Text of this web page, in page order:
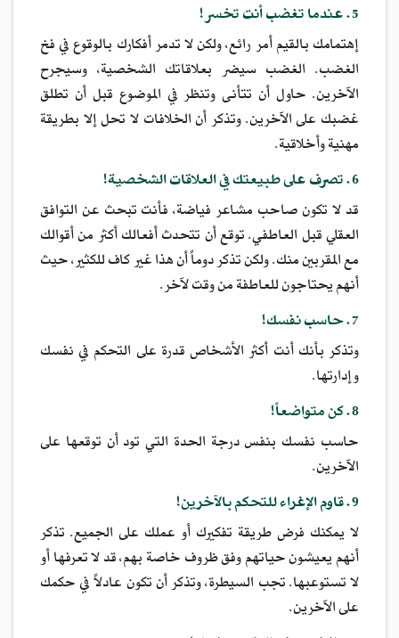
5. عندما تغضب أنت تخسر!
إهتمامك بالقيم أمر رائع، ولكن لا تدمر أفكارك بالوقوع في فخ
الغضب. الغضب سيضر بعلاقاتك الشخصية، وسيجرح
الآخرين. حاول أن تتأنى وتنظر في الموضوع قبل أن تطلق
غضبك على الآخرين. وتذكر أن الخلافات لا تحل إلا بطريقة
مهنية وأخلاقية.
6. تصرف على طبيعتك في العلاقات الشخصية!
قد لا تكون صاحب مشاعر فياضة، فأنت تبحث عن التوافق
العقلي قبل العاطفي. توقع أن تتحدث أفعالك أكثر من أقوالك
مع المقربين منك. ولكن تذكر دوماً أن هذا غير كاف للكثير، حيث
أنهم يحتاجون للعاطفة من وقت لآخر.
7. حاسب نفسك!
وتذكر بأنك أنت أكثر الأشخاص قدرة على التحكم في نفسك
وإدارتها.
8. كن متواضعاً!
حاسب نفسك بنفس درجة الحدة التي تود أن توقعها على
الآخرين.
9. قاوم الإغراء للتحكم بالآخرين!
لا يمكنك فرض طريقة تفكيرك أو عملك على الجميع. تذكر
أنهم يعيشون حياتهم وفق ظروف خاصة بهم، قد لا تعرفها أو
لا تستوعبها. تجب السيطرة، وتذكر أن تكون عادلاً في حكمك
على الآخرين.